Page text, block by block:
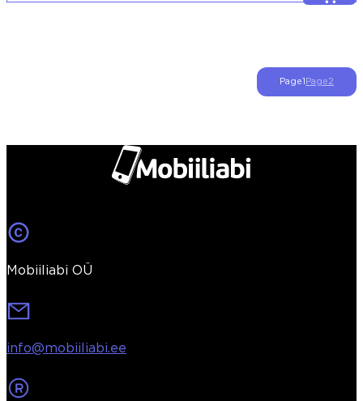
Page Page 2
Mobiiliabi OÜ
info@mobiiliabi.ee